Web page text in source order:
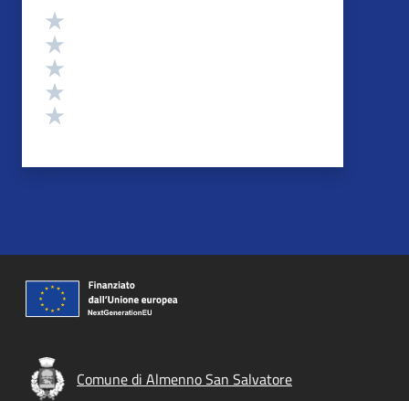
Valutazione
Comune di Almenno San Salvatore